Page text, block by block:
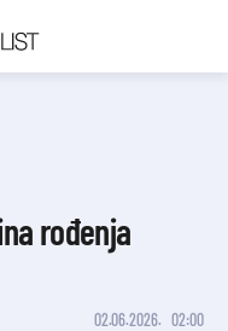
rođenja
02.06.2026. 02:00